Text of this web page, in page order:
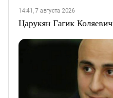
14:41, 7 августа 2026
Царукян Гагик Коляевич